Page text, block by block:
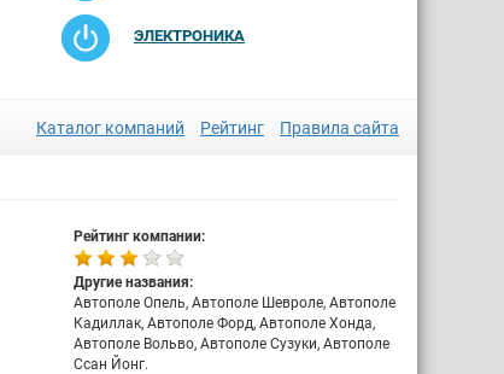
ЭЛЕКТРОНИКА
Каталог компаний Рейтинг Правила сайта
Рейтинг компании:
Другие названия:
Автополе Опель, Автополе Шевроле, Автополе
Кадиллак, Автополе Форд, Автополе Хонда,
Автополе Вольво, Автополе Сузуки, Автополе
Ссан Йонг.